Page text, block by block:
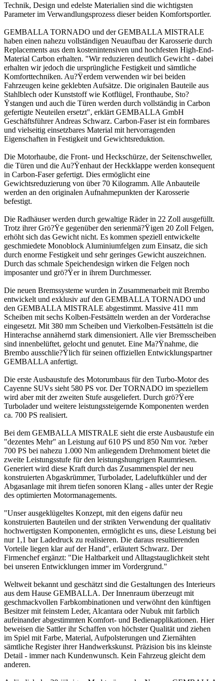
Technik, Design und edelste Materialien sind die wichtigsten
Parameter im Verwandlungsprozess dieser beiden Komfortsportler.
GEMBALLA TORNADO und der GEMBALLA MISTRALE
haben einen nahezu vollständigen Neuaufbau der Karosserie durch
Replacements aus dem kostenintensiven und hochfesten High-End-
Material Carbon erhalten. "Wir reduzieren deutlich Gewicht - dabei
erhalten wir jedoch die ursprüngliche Festigkeit und sämtliche
Komforttechniken. Au?Ÿerdem verwenden wir bei beiden
Fahrzeugen keine geklebten Aufsätze. Die originalen Bauteile aus
Stahlblech oder Kunststoff wie Kotflügel, Fronthaube, Sto?
Ÿstangen und auch die Türen werden durch vollständig in Carbon
gefertigte Neuteilen ersetzt", erklärt GEMBALLA GmbH
Geschäftsführer Andreas Schwarz. Carbon-Faser ist ein formbares
und vielseitig einsetzbares Material mit hervorragenden
Eigenschaften in Festigkeit und Gewichtsreduktion.
Die Motorhaube, die Front- und Heckschürze, der Seitenschweller,
die Türen und die Au?Ÿenhaut der Heckklappe werden konsequent
in Carbon-Faser gefertigt. Dies ermöglicht eine
Gewichtsreduzierung von über 70 Kilogramm. Alle Anbauteile
werden an den originalen Aufnahmepunkten der Karosserie
befestigt.
Die Radhäuser werden durch gewaltige Räder in 22 Zoll ausgefüllt.
Trotz ihrer Grö?Ÿe gegenüber den serienmä?Ÿigen 20 Zoll Felgen,
erhöht sich das Gewicht nicht. Es kommen speziell entwickelte
geschmiedete Monoblock Aluminiumfelgen zum Einsatz, die sich
durch enorme Festigkeit und sehr geringes Gewicht auszeichnen.
Durch das schmale Speichendesign wirken die Felgen noch
imposanter und grö?Ÿer in ihrem Durchmesser.
Die neuen Bremssysteme wurden in Zusammenarbeit mit Brembo
entwickelt und exklusiv auf den GEMBALLA TORNADO und
den GEMBALLA MISTRALE abgestimmt. Massive 411 mm
Scheiben mit sechs Kolben-Festsätteln werden an der Vorderachse
eingesetzt. Mit 380 mm Scheiben und Vierkolben-Festsätteln ist die
Hinterachse annähernd stark dimensioniert. Alle vier Bremsscheiben
sind innenbelüftet, gelocht und genutet. Eine Ma?Ÿnahme, die
Brembo ausschlie?Ÿlich für seinen offiziellen Entwicklungspartner
GEMBALLA anfertigt.
Die erste Ausbaustufe des Motorumbaus für den Turbo-Motor des
Cayenne SUVs sieht 580 PS vor. Der TORNADO im speziellem
wird aber mit der zweiten Stufe ausgeliefert. Durch grö?Ÿere
Turbolader und weitere leistungssteigernde Komponenten werden
ca. 700 PS realisiert.
Bei dem GEMBALLA MISTRALE sieht die erste Ausbaustufe ein
"dezentes Mehr" an Leistung auf 610 PS und 850 Nm vor. ?œber
700 PS bei nahezu 1.000 Nm anliegendem Drehmoment bietet die
zweite Leistungsstufe für den leistungshungrigen Raumriesen.
Generiert wird diese Kraft durch das Zusammenspiel der neu
konstruierten Abgaskrümmer, Turbolader, Ladeluftkühler und der
Abgasanlage mit ihrem tiefen sonoren Klang - alles unter der Regie
des optimierten Motormanagements.
"Unser ausgeklügeltes Konzept, mit den eigens dafür neu
konstruierten Bauteilen und der strikten Verwendung der qualitativ
hochwertigsten Komponenten, ermöglicht es uns, diese Leistung bei
nur 1,1 bar Ladedruck zu realisieren. Die daraus resultierenden
Vorteile liegen klar auf der Hand", erläutert Schwarz. Der
Firmenchef ergänzt: "Die Haltbarkeit und Alltagstauglichkeit steht
bei unseren Entwicklungen immer im Vordergrund."
Weltweit bekannt und geschätzt sind die Gestaltungen des Interieurs
aus dem Hause GEMBALLA. Der Innenraum überzeugt mit
geschmackvollen Farbkombinationen und verwöhnt den künftigen
Besitzer mit feinstem Leder, Alcantara oder Nubuk mit farblich
aufeinander abgestimmten Komfort- und Bedienapplikationen. Hier
beweisen die Sattler ihr Schaffen von höchster Qualität und ziehen
im Spiel mit Farbe, Material, Aufpolsterungen und Ziernähten
sämtliche Register ihrer Handwerkskunst. Präzision bis ins kleinste
Detail - immer nach Kundenwunsch. Kein Fahrzeug gleicht dem
anderen.